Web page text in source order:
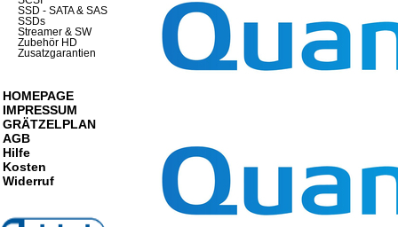
SSD - SATA & SAS
SSDs
Streamer & SW
Zubehör HD
Zusatzgarantien
HOMEPAGE
IMPRESSUM
GRÄTZELPLAN
AGB
Hilfe
Kosten
Widerruf